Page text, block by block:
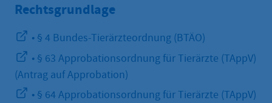
Rechtsgrundlage
• § 4 Bundes-Tierärzteordnung (BTÄO)
• § 63 Approbationsordnung für Tierärzte (TAppV)
(Antrag auf Approbation)
• § 64 Approbationsordnung für Tierärzte (TAppV)